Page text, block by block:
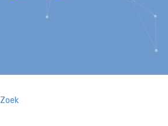
Zoek